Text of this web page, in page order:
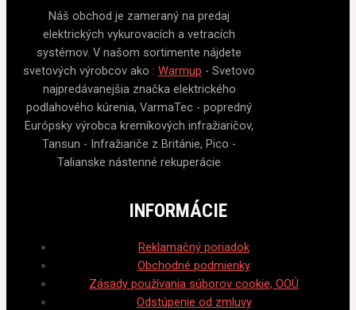
Náš obchod je zameraný na predaj
elektrických vykurovacích a vetracích
systémov. V našom sortimente nájdete
svetových výrobcov ako : Warmup - Svetovo
najpredávanejšia značka elektrického
podlahového kúrenia, VarmaTec - popredný
Európsky výrobca kremíkových infražiaričov,
Tansun - Infražiariče z Británie, Pico -
Talianske nástenné rekuperácie
INFORMÁCIE
Reklamačný poriadok
Obchodné podmienky
Zásady používania súborov cookie, OOÚ
Odstúpenie od zmluvy